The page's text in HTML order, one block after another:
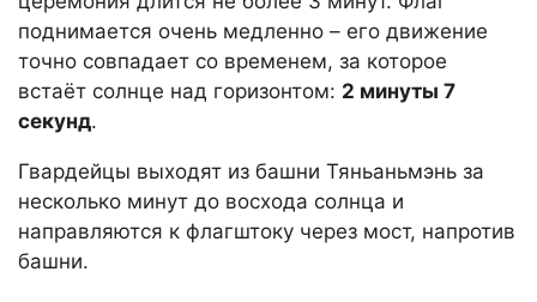
поднимается очень медленно – его движение
точно совпадает со временем, за которое
встаёт солнце над горизонтом: 2 минуты 7
секунд.
Гвардейцы выходят из башни Тяньаньмэнь за
несколько минут до восхода солнца и
направляются к флагштоку через мост, напротив
башни.